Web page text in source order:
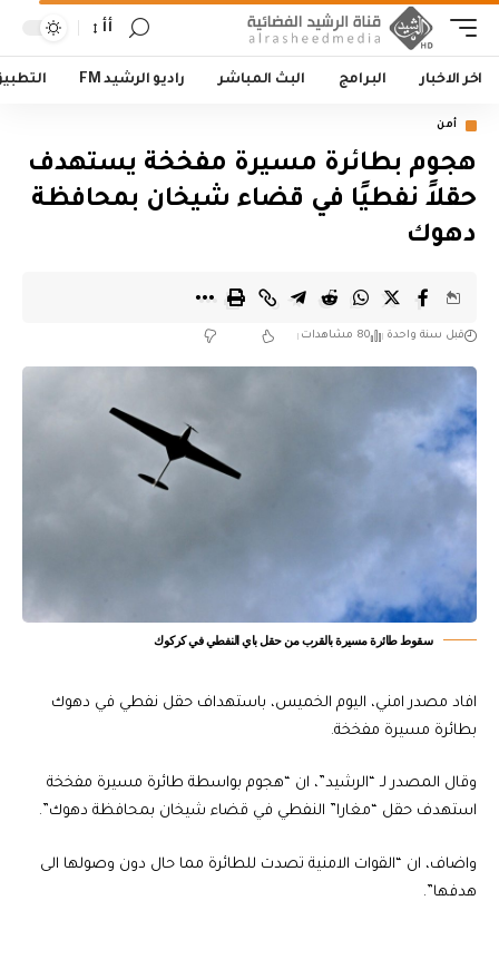
أأ
اخر الاخبار البرامج البث المباشر راديو الرشيد FM
أمن
هجوم بطائرة مسيرة مفخخة يستهدف
حقلاً نفطيًا في قضاء شيخان بمحافظة
دهوك
قبل سنة واحدة 80 مشاهدات
سقوط طائرة مسيرة بالقرب من حقل باي النفطي في كركوك
افاد مصدر امني، اليوم الخميس، باستهداف حقل نفطي في دهوك
بطائرة مسيرة مفخخة.
وقال المصدر لـ “الرشيد”، ان “هجوم بواسطة طائرة مسيرة مفخخة
استهدف حقل “مغارا” النفطي في قضاء شيخان بمحافظة دهوك”.
واضاف، ان “القوات الامنية تصدت للطائرة مما حال دون وصولها الى
هدفها”.